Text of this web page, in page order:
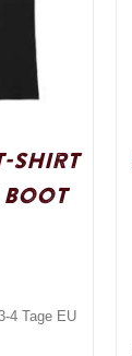
Shirt
Boot
4 Tage EU